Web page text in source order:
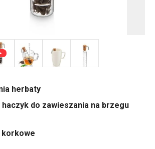
herbaty
do zawieszania na brzegu
korkowe